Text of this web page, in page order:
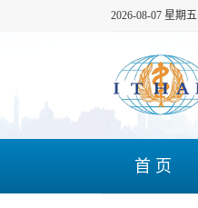
2026-08-07 星期五
首 页